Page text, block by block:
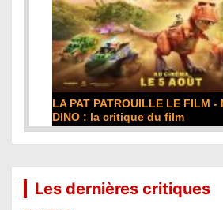
LA PAT PATROUILLE LE FILM -
DINO : la critique du film
Les dernières critiques